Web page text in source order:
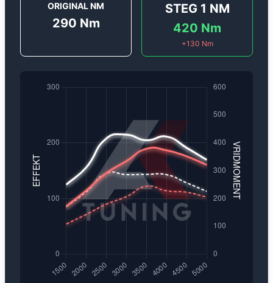
ORIGINAL NM
290 Nm
STEG 1 NM
420 Nm
+130 Nm